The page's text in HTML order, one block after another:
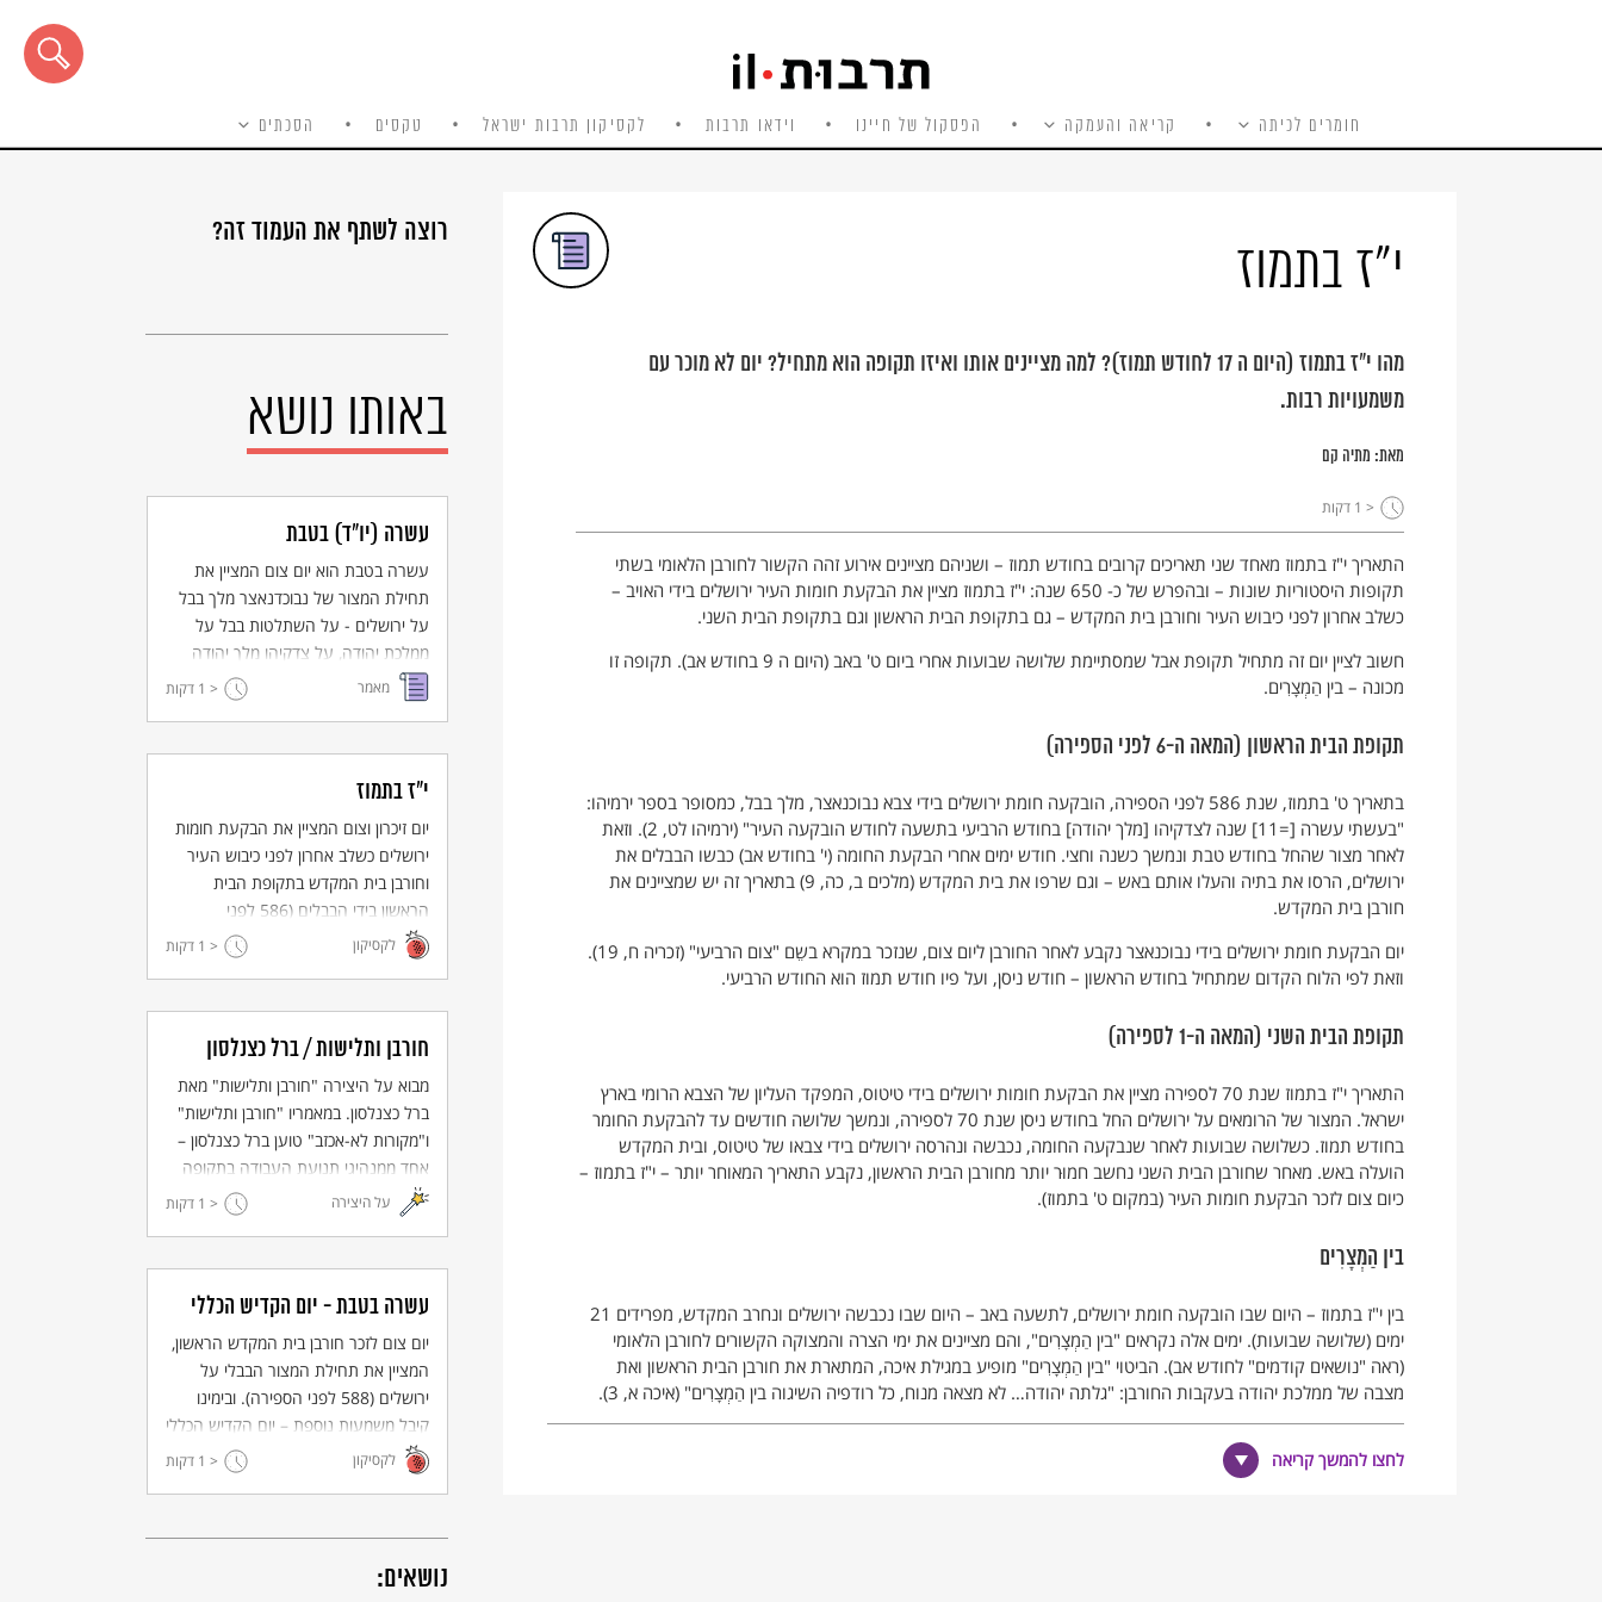
חומרים לכיתה קריאה והעמקה הפסקול של חיינו וידאו תרבות לקסיקון תרבות ישראל טקסים הסכתים
י"ז בתמוז
מהו י"ז בתמוז (היום ה 17 לחודש תמוז)? למה מציינים אותו ואיזו תקופה הוא מתחיל? יום לא מוכר עם
משמעויות רבות.
מאת: מתיה קם
< 1 דקות
התאריך י"ז בתמוז מאחד שני תאריכים קרובים בחודש תמוז – ושניהם מציינים אירוע זהה הקשור לחורבן הלאומי בשתי
תקופות היסטוריות שונות – ובהפרש של כ- 650 שנה: י"ז בתמוז מציין את הבקעת חומות העיר ירושלים בידי האויב –
כשלב אחרון לפני כיבוש העיר וחורבן בית המקדש – גם בתקופת הבית הראשון וגם בתקופת הבית השני.
חשוב לציין יום זה מתחיל תקופת אבל שמסתיימת שלושה שבועות אחרי ביום ט' באב (היום ה 9 בחודש אב). תקופה זו
מכונה – בין הַמְצָרִים.
תקופת הבית הראשון (המאה ה-6 לפני הספירה)
בתאריך ט' בתמוז, שנת 586 לפני הספירה, הובקעה חומת ירושלים בידי צבא נבוכנאצר, מלך בבל, כמסופר בספר ירמיהו:
"בעשתי עשרה [=11] שנה לצדקיהו [מלך יהודה] בחודש הרביעי בתשעה לחודש הובקעה העיר" (ירמיהו לט, 2). וזאת
לאחר מצור שהחל בחודש טבת ונמשך כשנה וחצי. חודש ימים אחרי הבקעת החומה (י' בחודש אב) כבשו הבבלים את
ירושלים, הרסו את בתיה והעלו אותם באש – וגם שרפו את בית המקדש (מלכים ב, כה, 9) בתאריך זה יש שמציינים את
חורבן בית המקדש.
יום הבקעת חומת ירושלים בידי נבוכנאצר נקבע לאחר החורבן ליום צום, שנזכר במקרא בשֵם "צום הרביעי" (זכריה ח, 19).
וזאת לפי הלוח הקדום שמתחיל בחודש הראשון – חודש ניסן, ועל פיו חודש תמוז הוא החודש הרביעי.
תקופת הבית השני (המאה ה-1 לספירה)
התאריך י"ז בתמוז שנת 70 לספירה מציין את הבקעת חומות ירושלים בידי טיטוס, המפקד העליון של הצבא הרומי בארץ
ישראל. המצור של הרומאים על ירושלים החל בחודש ניסן שנת 70 לספירה, ונמשך שלושה חודשים עד להבקעת החומר
בחודש תמוז. כשלושה שבועות לאחר שנבקעה החומה, נכבשה ונהרסה ירושלים בידי צבאו של טיטוס, ובית המקדש
הועלה באש. מאחר שחורבן הבית השני נחשב חמוּר יותר מחורבן הבית הראשון, נקבע התאריך המאוחר יותר – י"ז בתמוז –
כיום צום לזכר הבקעת חומות העיר (במקום ט' בתמוז).
בין הַמְצָרִים
בין י"ז בתמוז – היום שבו הובקעה חומת ירושלים, לתשעה באב – היום שבו נכבשה ירושלים ונחרב המקדש, מפרידים 21
ימים (שלושה שבועות). ימים אלה נקראים "בין הַמְצָרִים", והם מציינים את ימי הצרה והמצוקה הקשורים לחורבן הלאומי
(ראה "נושאים קודמים" לחודש אב). הביטוי "בין הַמְצָרִים" מופיע במגילת איכה, המתארת את חורבן הבית הראשון ואת
מצבה של ממלכת יהודה בעקבות החורבן: "גלתה יהודה… לא מצאה מנוח, כל רודפיה השיגוה בין הַמְצָרִים" (איכה א, 3).
על-פי המסורת נוהגים לקיים בימי "בין המצרים" מנהגי אבלות: לא מקיימים חתונות, לא עורכים סעודות שמחה, לא לובשים
בגדים חדשים, לא מסתפרים ולא מתגלחים. שיאם של ימי "בין המצרים" הם תשעת הימים האחרונים – מראש חודש אב ועד
לחצו להמשך קריאה
רוצה לשתף את העמוד זה?
באותו נושא
עשרה (יו"ד) בטבת
עשרה בטבת הוא יום צום המציין את
תחילת המצור של נבוכדנאצר מלך בבל
על ירושלים - על השתלטות בבל על
ממלכת יהודה, על צדקיהו מלך יהודה
ויחסו לבבל ועל המצור של נבוכדנאצר
על ירושלים.
מאמר < 1 דקות
י"ז בתמוז
יום זיכרון וצום המציין את הבקעת חומות
ירושלים כשלב אחרון לפני כיבוש העיר
וחורבן בית המקדש בתקופת הבית
הראשון בידי הבבלים (586 לפני
הספירה) ובתקופת הבית השני בידי
הרומאים (70 לספירה).
לקסיקון < 1 דקות
חורבן ותלישות / ברל כצנלסון
מבוא על היצירה "חורבן ותלישות" מאת
ברל כצנלסון. במאמריו "חורבן ותלישות"
ו"מקורות לא-אכזב" טוען ברל כצנלסון –
אחד ממנהיגי תנועת העבודה בתקופה
שלפני קום המדינה – כי ניתוק מהמקורות
היהודיים יוביל באופן בלתי נמנע
בזמננו.
על היצירה < 1 דקות
עשרה בטבת - יום הקדיש הכללי
יום צום לזכר חורבן בית המקדש הראשון,
המציין את תחילת המצור הבבלי על
ירושלים (588 לפני הספירה). ובימינו
קיבל משמעות נוספת – יום הקדיש הכללי
לשואה.לקסיקון < 1 דקות
נושאים: